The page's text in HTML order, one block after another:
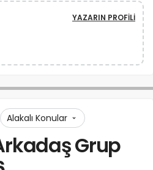
YAZARIN PROFILI
Alakalı Konular
Grup